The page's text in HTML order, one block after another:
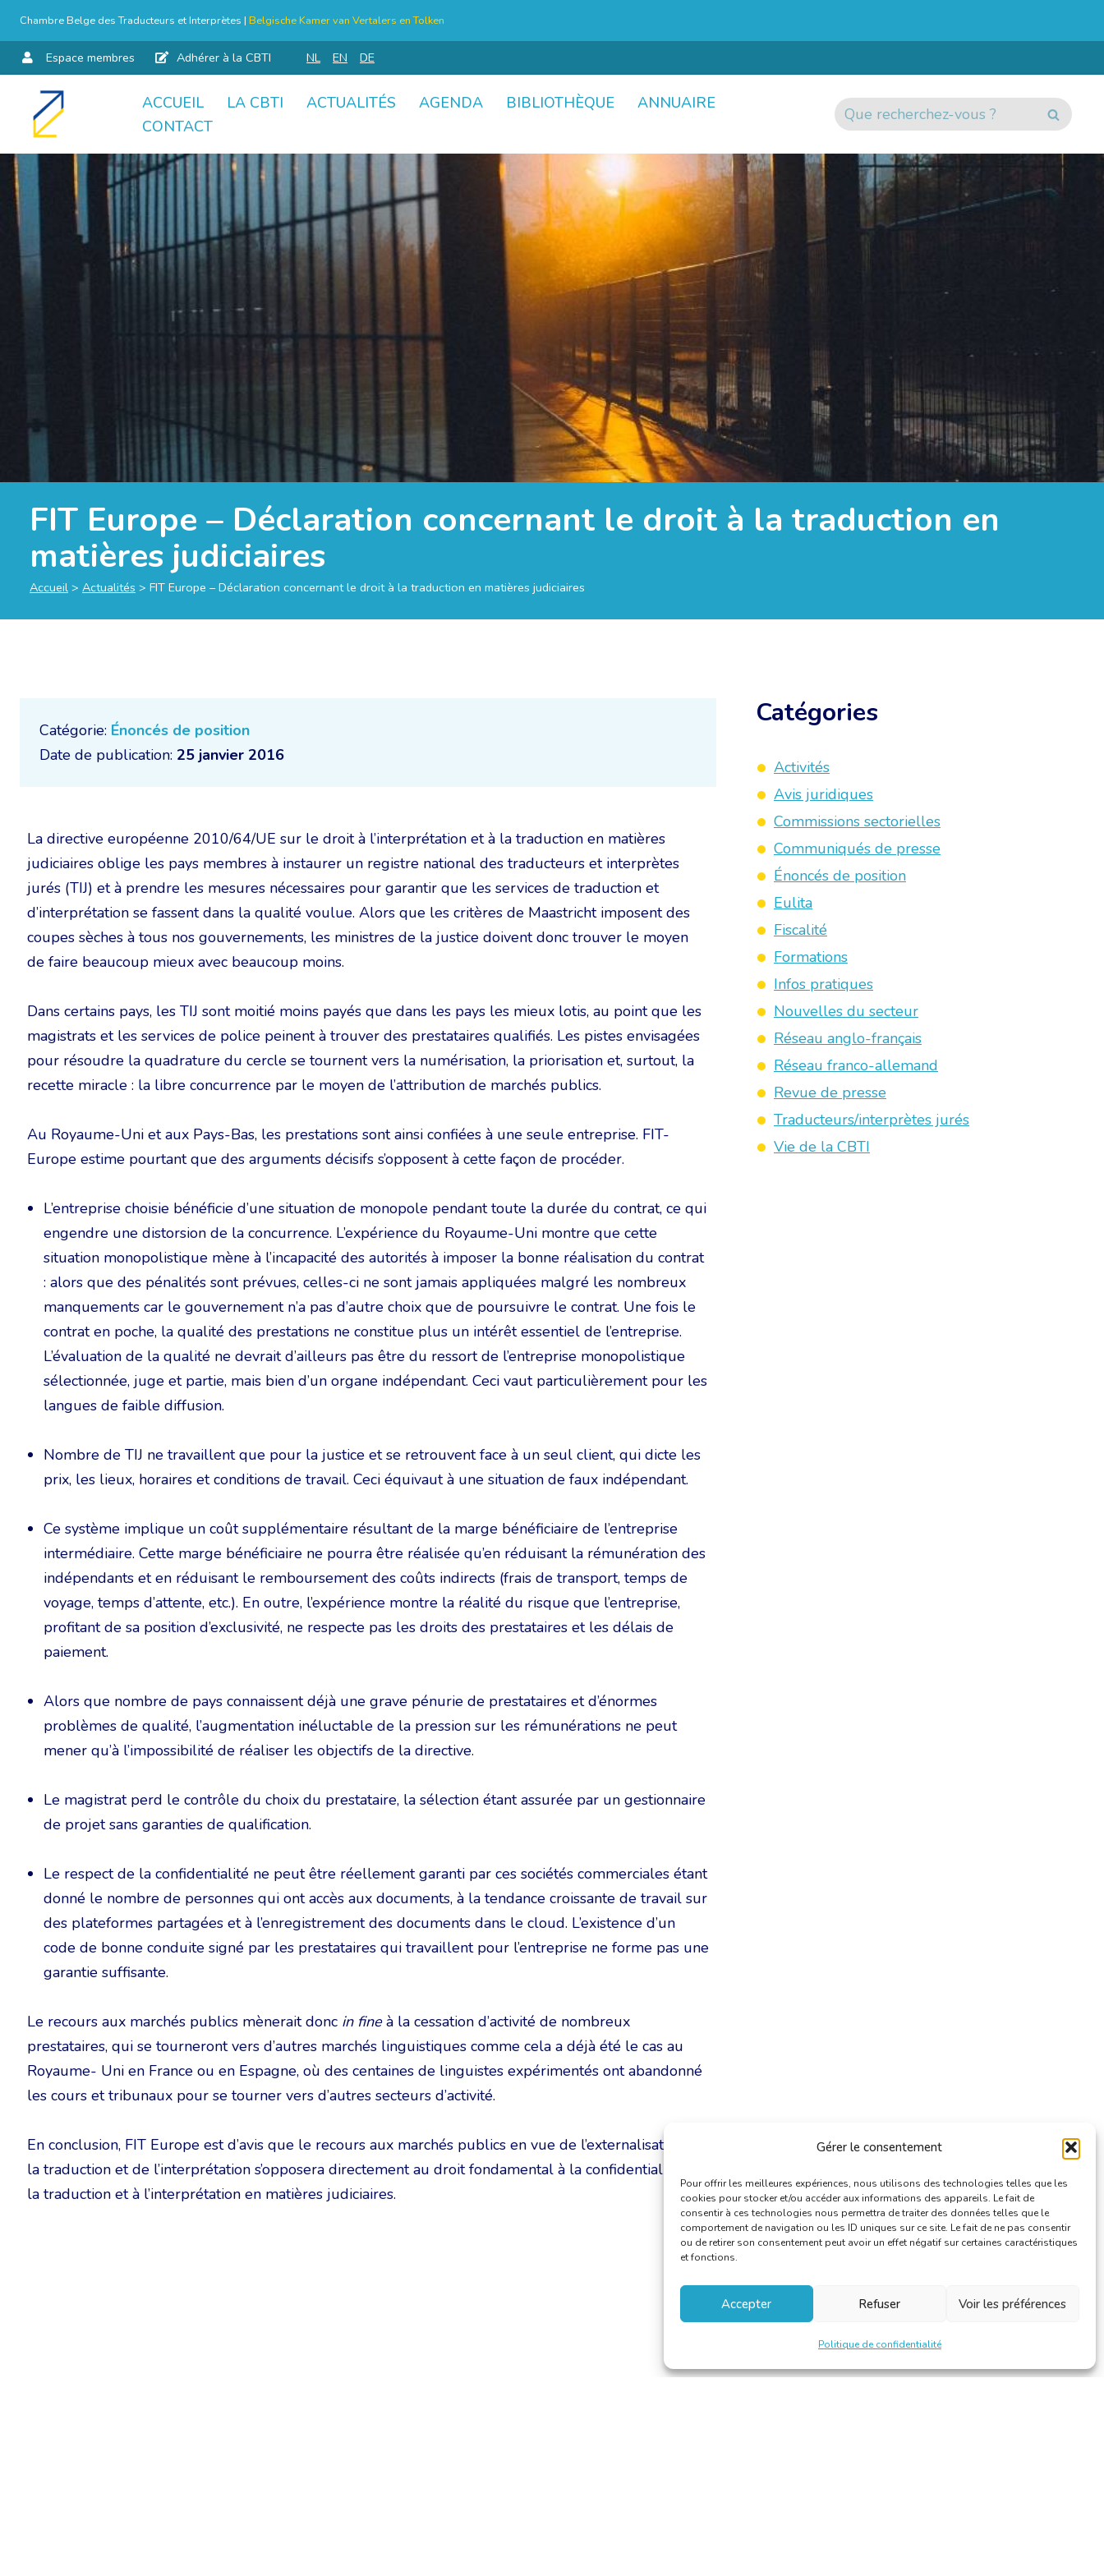
Gérer le consentement
Pour offrir les meilleures expériences, nous utilisons des technologies telles que les
cookies pour stocker et/ou accéder aux informations des appareils. Le fait de
consentir à ces technologies nous permettra de traiter des données telles que le
comportement de navigation ou les ID uniques sur ce site. Le fait de ne pas consentir
ou de retirer son consentement peut avoir un effet négatif sur certaines caractéristiques
et fonctions.
Accepter Refuser Voir les préférences
Politique de confidentialité
Chambre Belge des Traducteurs et Interprètes | Belgische Kamer van Vertalers en Tolken
Espace membres Adhérer à la CBTI NL EN DE
Aller
contenu
ACCUEIL LA CBTI ACTUALITÉS AGENDA BIBLIOTHÈQUE
ANNUAIRE
CONTACT
FIT Europe – Déclaration concernant le droit à la traduction en
matières judiciaires
Accueil > Actualités > FIT Europe – Déclaration concernant le droit à la traduction en matières judiciaires
Catégorie: Énoncés de position
Date de publication: 25 janvier 2016
La directive européenne 2010/64/UE sur le droit à l’interprétation et à la traduction en matières
judiciaires oblige les pays membres à instaurer un registre national des traducteurs et interprètes
jurés (TIJ) et à prendre les mesures nécessaires pour garantir que les services de traduction et
d’interprétation se fassent dans la qualité voulue. Alors que les critères de Maastricht imposent des
coupes sèches à tous nos gouvernements, les ministres de la justice doivent donc trouver le moyen
de faire beaucoup mieux avec beaucoup moins.
Dans certains pays, les TIJ sont moitié moins payés que dans les pays les mieux lotis, au point que les
magistrats et les services de police peinent à trouver des prestataires qualifiés. Les pistes envisagées
pour résoudre la quadrature du cercle se tournent vers la numérisation, la priorisation et, surtout, la
recette miracle : la libre concurrence par le moyen de l’attribution de marchés publics.
Au Royaume-Uni et aux Pays-Bas, les prestations sont ainsi confiées à une seule entreprise. FIT-
Europe estime pourtant que des arguments décisifs s’opposent à cette façon de procéder.
L’entreprise choisie bénéficie d’une situation de monopole pendant toute la durée du contrat, ce qui
engendre une distorsion de la concurrence. L’expérience du Royaume-Uni montre que cette
situation monopolistique mène à l’incapacité des autorités à imposer la bonne réalisation du contrat
: alors que des pénalités sont prévues, celles-ci ne sont jamais appliquées malgré les nombreux
manquements car le gouvernement n’a pas d’autre choix que de poursuivre le contrat. Une fois le
contrat en poche, la qualité des prestations ne constitue plus un intérêt essentiel de l’entreprise.
L’évaluation de la qualité ne devrait d’ailleurs pas être du ressort de l’entreprise monopolistique
sélectionnée, juge et partie, mais bien d’un organe indépendant. Ceci vaut particulièrement pour les
langues de faible diffusion.
Nombre de TIJ ne travaillent que pour la justice et se retrouvent face à un seul client, qui dicte les
prix, les lieux, horaires et conditions de travail. Ceci équivaut à une situation de faux indépendant.
Ce système implique un coût supplémentaire résultant de la marge bénéficiaire de l’entreprise
intermédiaire. Cette marge bénéficiaire ne pourra être réalisée qu’en réduisant la rémunération des
indépendants et en réduisant le remboursement des coûts indirects (frais de transport, temps de
voyage, temps d’attente, etc.). En outre, l’expérience montre la réalité du risque que l’entreprise,
profitant de sa position d’exclusivité, ne respecte pas les droits des prestataires et les délais de
paiement.
Alors que nombre de pays connaissent déjà une grave pénurie de prestataires et d’énormes
problèmes de qualité, l’augmentation inéluctable de la pression sur les rémunérations ne peut
mener qu’à l’impossibilité de réaliser les objectifs de la directive.
Le magistrat perd le contrôle du choix du prestataire, la sélection étant assurée par un gestionnaire
de projet sans garanties de qualification.
Le respect de la confidentialité ne peut être réellement garanti par ces sociétés commerciales étant
donné le nombre de personnes qui ont accès aux documents, à la tendance croissante de travail sur
des plateformes partagées et à l’enregistrement des documents dans le cloud. L’existence d’un
code de bonne conduite signé par les prestataires qui travaillent pour l’entreprise ne forme pas une
garantie suffisante.
Le recours aux marchés publics mènerait donc in fineà la cessation d’activité de nombreux
prestataires, qui se tourneront vers d’autres marchés linguistiques comme cela a déjà été le cas au
Royaume- Uni en France ou en Espagne, où des centaines de linguistes expérimentés ont abandonné
les cours et tribunaux pour se tourner vers d’autres secteurs d’activité.
En conclusion, FIT Europe est d’avis que le recours aux marchés publics en vue de l’externalisation de
la traduction et de l’interprétation s’opposera directement au droit fondamental à la confidentialité, à
la traduction et à l’interprétation en matières judiciaires.
Catégories
Activités
Avis juridiques
Commissions sectorielles
Communiqués de presse
Énoncés de position
Eulita
Fiscalité
Formations
Infos pratiques
Nouvelles du secteur
Réseau anglo-français
Réseau franco-allemand
Revue de presse
Traducteurs/interprètes jurés
Vie de la CBTI